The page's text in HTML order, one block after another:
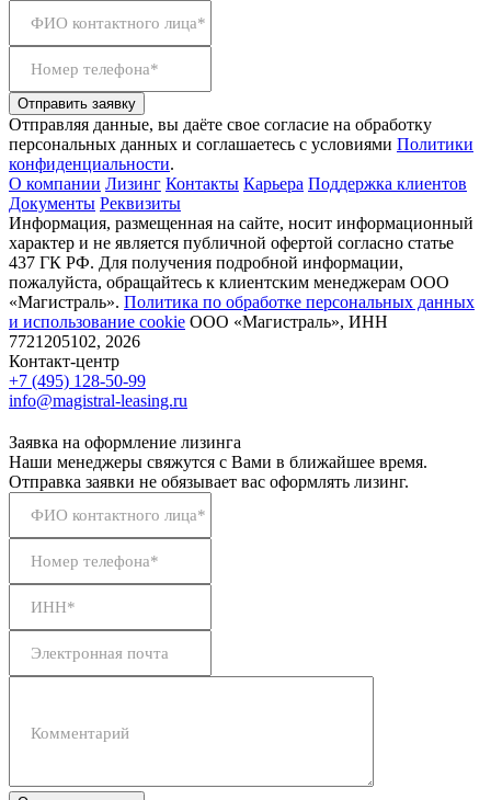
ФИО контактного лица*
Номер телефона*
Отправить заявку
Отправляя данные, вы даёте свое согласие на обработку
персональных данных и соглашаетесь с условиями Политики
конфиденциальности.
О компании Лизинг Контакты Карьера Поддержка клиентов
Документы Реквизиты
Информация, размещенная на сайте, носит информационный
характер и не является публичной офертой согласно статье
437 ГК РФ. Для получения подробной информации,
пожалуйста, обращайтесь к клиентским менеджерам ООО
«Магистраль». Политика по обработке персональных данных
и использование сookie ООО «Магистраль», ИНН
7721205102, 2026
Контакт-центр
+7 (495) 128-50-99
info@magistral-leasing.ru
Заявка на оформление лизинга
Наши менеджеры свяжутся с Вами в ближайшее время.
Отправка заявки не обязывает вас оформлять лизинг.
ФИО контактного лица*
Номер телефона*
ИНН*
Электронная почта
Комментарий